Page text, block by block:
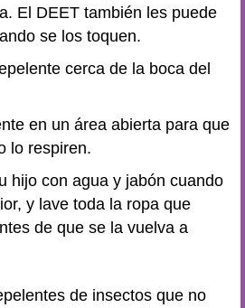
El DEET también les puede
se los toquen.
cerca de la boca del
en un área abierta para que
lo respiren.
hijo con agua y jabón cuando
y lave toda la ropa que
de que se la vuelva a
de insectos que no